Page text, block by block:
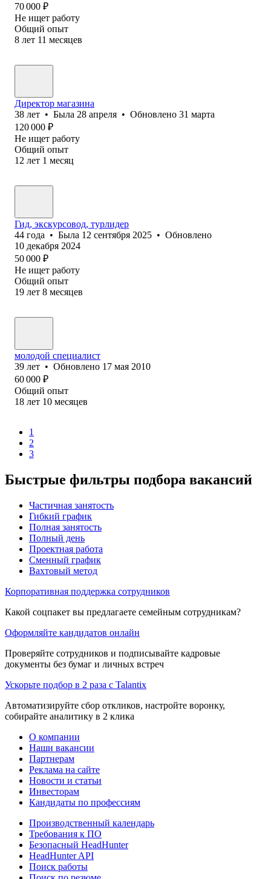
70 000 ₽
Не ищет работу
Общий опыт
8 лет 11 месяцев
Директор магазина
38 лет • Была 28 апреля • Обновлено 31 марта
120 000 ₽
Не ищет работу
Общий опыт
12 лет 1 месяц
Гид, экскурсовод, турлидер
44 года • Была 12 сентября 2025 • Обновлено
10 декабря 2024
50 000 ₽
Не ищет работу
Общий опыт
19 лет 8 месяцев
молодой специалист
39 лет • Обновлено 17 мая 2010
60 000 ₽
Общий опыт
18 лет 10 месяцев
1
2
3
Быстрые фильтры подбора вакансий
Частичная занятость
Гибкий график
Полная занятость
Полный день
Проектная работа
Сменный график
Вахтовый метод
Корпоративная поддержка сотрудников
Какой соцпакет вы предлагаете семейным сотрудникам?
Оформляйте кандидатов онлайн
Проверяйте сотрудников и подписывайте кадровые
документы без бумаг и личных встреч
Ускорьте подбор в 2 раза с Talantix
Автоматизируйте сбор откликов, настройте воронку,
собирайте аналитику в 2 клика
О компании
Наши вакансии
Партнерам
Реклама на сайте
Новости и статьи
Инвесторам
Кандидаты по профессиям
Производственный календарь
Требования к ПО
Безопасный HeadHunter
HeadHunter API
Поиск работы